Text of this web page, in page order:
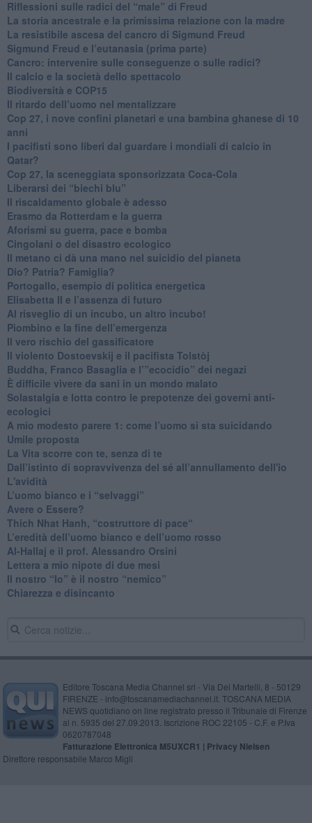
Riflessioni sulle radici del “male” di Freud
​La storia ancestrale e la primissima relazione con la madre
​La resistibile ascesa del cancro di Sigmund Freud
Sigmund Freud e l’eutanasia (prima parte)
Cancro: intervenire sulle conseguenze o sulle radici?
​Il calcio e la società dello spettacolo
Biodiversità e COP15
​Il ritardo dell’uomo nel mentalizzare
​Cop 27, i nove confini planetari e una bambina ghanese di 10
anni
​I pacifisti sono liberi dal guardare i mondiali di calcio in
Qatar?
​Cop 27, la sceneggiata sponsorizzata Coca-Cola
​Liberarsi dei “biechi blu”
Il riscaldamento globale è adesso
​Erasmo da Rotterdam e la guerra
​Aforismi su guerra, pace e bomba
Cingolani o del disastro ecologico
​Il metano ci dà una mano nel suicidio del pianeta
​Dio? Patria? Famiglia?
Portogallo, esempio di politica energetica
​Elisabetta II e l’assenza di futuro
Al risveglio di un incubo, un altro incubo!
​Piombino e la fine dell’emergenza
​Il vero rischio del gassificatore
​Il violento Dostoevskij e il pacifista Tolstòj
​Buddha, Franco Basaglia e l’”ecocidio” dei negazi
​È difficile vivere da sani in un mondo malato
Solastalgia e lotta contro le prepotenze dei governi anti-
ecologici
​A mio modesto parere 1: come l’uomo si sta suicidando
​Umile proposta
​La Vita scorre con te, senza di te
​Dall’istinto di sopravvivenza del sé all’annullamento dell'io
L'avidità
​L’uomo bianco e i “selvaggi”
​Avere o Essere?
​Thich Nhat Hanh, “costruttore di pace“
​L’eredità dell’uomo bianco e dell’uomo rosso
Al-Hallaj e il prof. Alessandro Orsini
​Lettera a mio nipote di due mesi
​Il nostro “Io” è il nostro “nemico”
​Chiarezza e disincanto
Editore Toscana Media Channel srl - Via Dei Martelli, 8 - 50129
FIRENZE - info@toscanamediachannel.it. TOSCANA MEDIA
NEWS quotidiano on line registrato presso il Tribunale di Firenze
al n. 5935 del 27.09.2013. Iscrizione ROC 22105 - C.F. e P.Iva
0620787048
Fatturazione Elettronica M5UXCR1 | Privacy Nielsen
Direttore responsabile Marco Migli